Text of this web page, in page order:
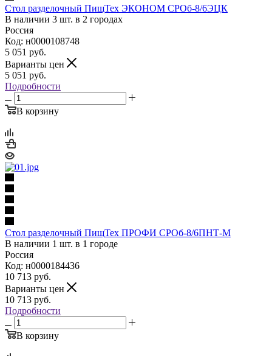
Стол разделочный ПищТех ЭКОНОМ СРОб-8/6ЭЦК
В наличии 3 шт. в 2 городах
Россия
Код: н0000108748
5 051 руб.
Варианты цен
5 051 руб.
Подробности
В корзину
Стол разделочный ПищТех ПРОФИ СРОб-8/6ПНТ-М
В наличии 1 шт. в 1 городе
Россия
Код: н0000184436
10 713 руб.
Варианты цен
10 713 руб.
Подробности
В корзину